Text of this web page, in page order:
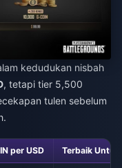
kedudukan nisbah
, tetapi tier 5,500
tulen sebelum
per USD Terbaik Untuk